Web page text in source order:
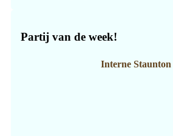
Partij van de week!
Interne Staunton